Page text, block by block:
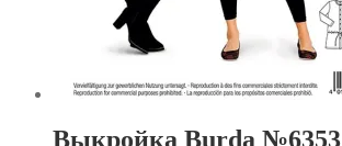
Выкройка Burda №6353